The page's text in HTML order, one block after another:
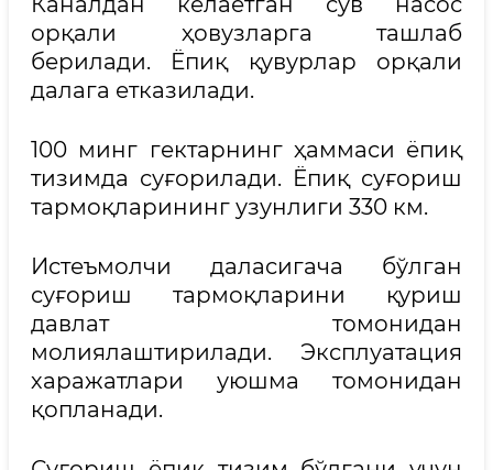
орқали ҳовузларга ташлаб
берилади. Ёпиқ қувурлар орқали
далага етказилади.
100 минг гектарнинг ҳаммаси ёпиқ
тизимда суғорилади. Ёпиқ суғориш
тармоқларининг узунлиги 330 км.
Истеъмолчи даласигача бўлган
суғориш тармоқларини қуриш
давлат томонидан
молиялаштирилади. Эксплуатация
харажатлари уюшма томонидан
қопланади.